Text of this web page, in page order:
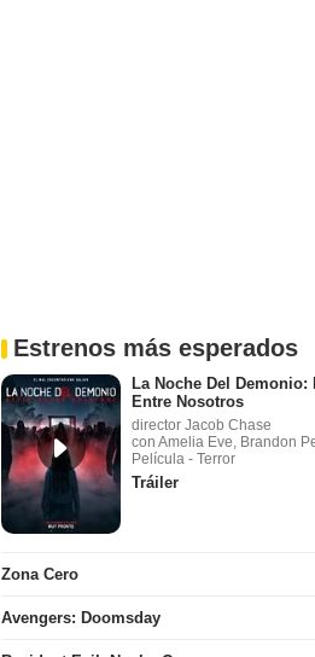
Estrenos más esperados
La Noche Del Demonio:
Entre Nosotros
director Jacob Chase
con Amelia Eve, Brandon
Película - Terror
Tráiler
Zona Cero
Avengers: Doomsday